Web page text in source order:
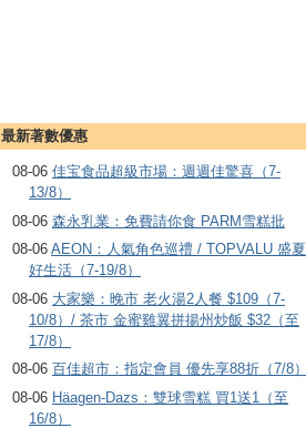
最新著數優惠
08-06 佳宝食品超級市場：週週佳驚喜（7-
13/8）
08-06 森永乳業：免費請你食 PARM雪糕批
08-06 AEON：人氣角色巡禮 / TOPVALU 盛夏
好生活（7-19/8）
08-06 大家樂：晚市 老火湯2人餐 $109（7-
10/8）/ 茶市 金蜜雞翼拼揚州炒飯 $32（至
17/8）
08-06 百佳超市：指定會員 優先享88折（7/8）
08-06 Häagen-Dazs ：雙球雪糕 買1送1（至
16/8）